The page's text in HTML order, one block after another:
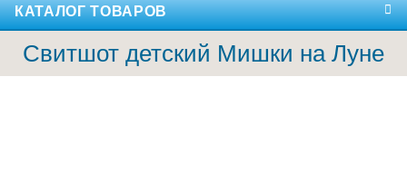
КАТАЛОГ ТОВАРОВ
Свитшот детский Мишки на Луне